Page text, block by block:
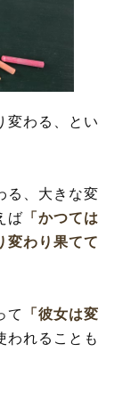
言い換
変わる、とい
る、大きな変
ば 「かつては
変わり果てて
て
「彼女は変
われることも